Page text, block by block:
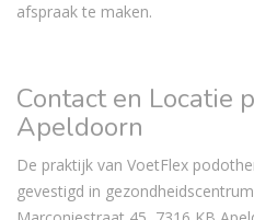
afspraak te maken.
Contact en Locatie
Apeldoorn
De praktijk van VoetFlex
gevestigd in